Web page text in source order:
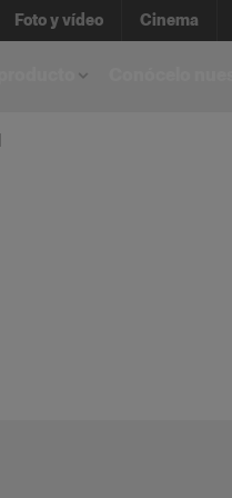
Foto y vídeo Cinema